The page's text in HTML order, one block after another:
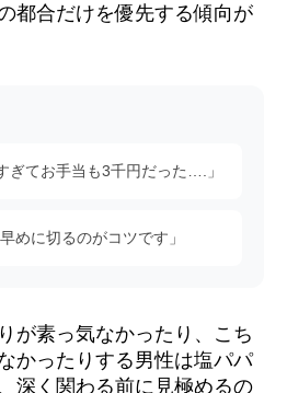
都合だけを優先する傾向が
ぎてお手当も3千円だった….」
めに切るのがコツです」
が素っ気なかったり、こち
かったりする男性は塩パパ
深く関わる前に見極めるの